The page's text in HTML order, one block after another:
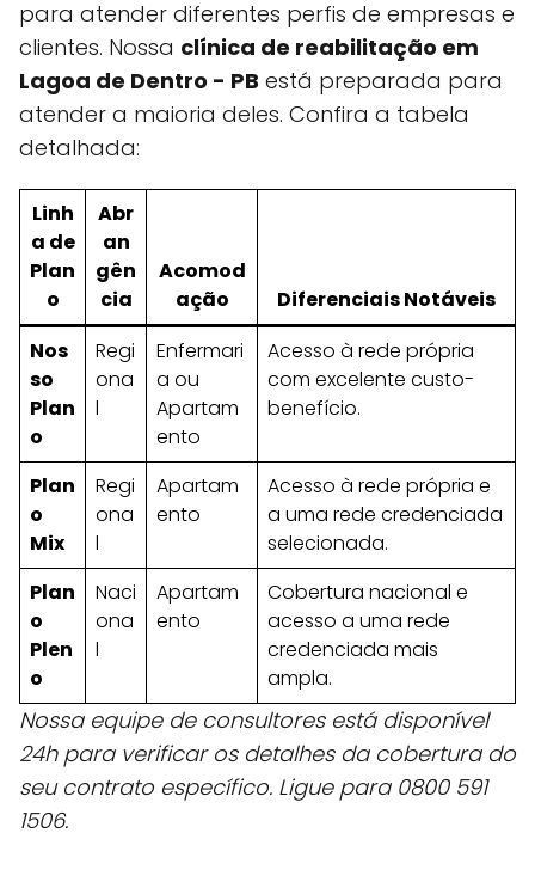
para atender diferentes perfis de empresas e
clientes. Nossa clínica de reabilitação em
Lagoa de Dentro - PB está preparada para
atender a maioria deles. Confira a tabela
detalhada:
Linh
a de
Plan
o
Abr
an
gên
cia
Acomod
ação
Diferenciais Notáveis
Nos
so
Plan
o
Regi
ona
l
Enfermari
a ou
Apartam
ento
Acesso à rede própria
com excelente custo-
benefício.
Plan
o
Mix
Regi
ona
l
Apartam
ento
Acesso à rede própria e
a uma rede credenciada
selecionada.
Plan
o
Plen
o
Naci
ona
l
Apartam
ento
Cobertura nacional e
acesso a uma rede
credenciada mais
ampla.
Nossa equipe de consultores está disponível
24h para verificar os detalhes da cobertura do
seu contrato específico. Ligue para 0800 591
1506.